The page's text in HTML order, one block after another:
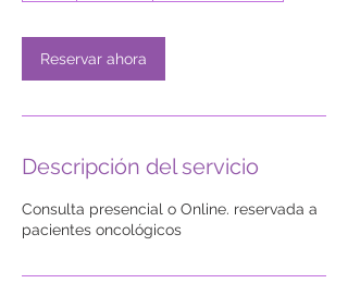
Reservar ahora
Descripción del servicio
Consulta presencial o Online. reservada a
pacientes oncológicos